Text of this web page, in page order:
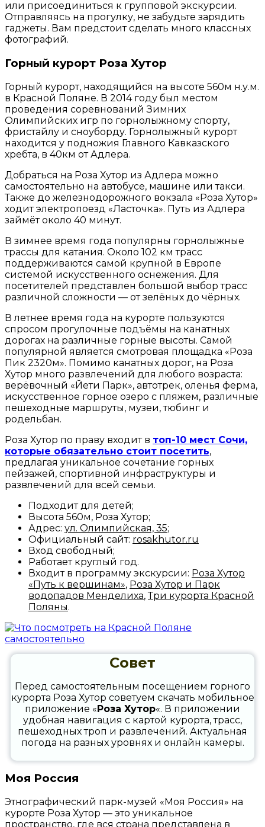
или присоединиться к групповой экскурсии.
Отправляясь на прогулку, не забудьте зарядить
гаджеты. Вам предстоит сделать много классных
фотографий.
Горный курорт Роза Хутор
Горный курорт, находящийся на высоте 560м н.у.м.
в Красной Поляне. В 2014 году был местом
проведения соревнований Зимних
Олимпийских игр по горнолыжному спорту,
фристайлу и сноуборду. Горнолыжный курорт
находится у подножия Главного Кавказского
хребта, в 40км от Адлера.
Добраться на Роза Хутор из Адлера можно
самостоятельно на автобусе, машине или такси.
Также до железнодорожного вокзала «Роза Хутор»
ходит электропоезд «Ласточка». Путь из Адлера
займёт около 40 минут.
В зимнее время года популярны горнолыжные
трассы для катания. Около 102 км трасс
поддерживаются самой крупной в Европе
системой искусственного оснежения. Для
посетителей представлен большой выбор трасс
различной сложности — от зелёных до чёрных.
В летнее время года на курорте пользуются
спросом прогулочные подъёмы на канатных
дорогах на различные горные высоты. Самой
популярной является смотровая площадка «Роза
Пик 2320м». Помимо канатных дорог, на Роза
Хутор много развлечений для любого возраста:
верёвочный «Йети Парк», автотрек, оленья ферма,
искусственное горное озеро с пляжем, различные
пешеходные маршруты, музеи, тюбинг и
родельбан.
Роза Хутор по праву входит в топ-10 мест Сочи,
которые обязательно стоит посетить,
предлагая уникальное сочетание горных
пейзажей, спортивной инфраструктуры и
развлечений для всей семьи.
Подходит для детей;
Высота 560м, Роза Хутор;
Адрес: ул. Олимпийская, 35;
Официальный сайт: rosakhutor.ru
Вход свободный;
Работает круглый год.
Входит в программу экскурсии: Роза Хутор
«Путь к вершинам», Роза Хутор и Парк
водопадов Менделиха,Три курорта Красной
Поляны.
Совет
Перед самостоятельным посещением горного
курорта Роза Хутор советуем скачать мобильное
приложение «Роза Хутор«. В приложении
удобная навигация с картой курорта, трасс,
пешеходных троп и развлечений. Актуальная
погода на разных уровнях и онлайн камеры.
Моя Россия
Этнографический парк-музей «Моя Россия» на
курорте Роза Хутор — это уникальное
пространство, где вся страна представлена в